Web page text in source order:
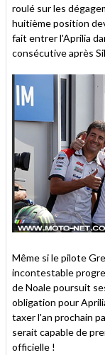
roulé sur les
huitième position
fait entrer l'Aprilia
consécutive après
Même si le pilote
incontestable
de Noale poursuit
obligation pour
taxer l'an prochain
serait capable de
officielle !